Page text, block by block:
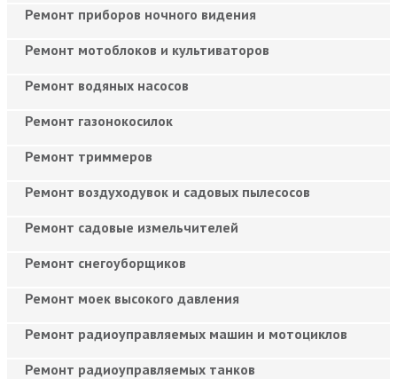
Ремонт приборов ночного видения
Ремонт мотоблоков и культиваторов
Ремонт водяных насосов
Ремонт газонокосилок
Ремонт триммеров
Ремонт воздуходувок и садовых пылесосов
Ремонт садовые измельчителей
Ремонт снегоуборщиков
Ремонт моек высокого давления
Ремонт радиоуправляемых машин и мотоциклов
Ремонт радиоуправляемых танков